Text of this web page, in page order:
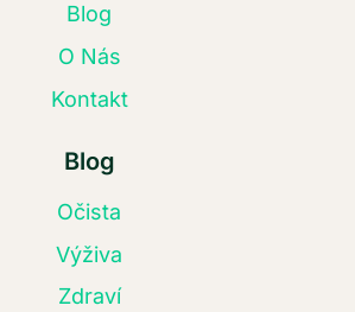
Blog
O Nás
Kontakt
Blog
Očista
Výživa
Zdraví